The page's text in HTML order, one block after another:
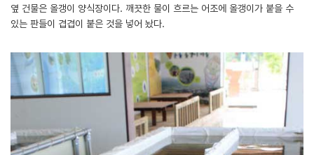
옆 건물은 올갱이 양식장이다. 깨끗한 물이 흐르는 어조에 올갱이가 붙을 수
있는 판들이 겹겹이 붙은 것을 넣어 놨다.